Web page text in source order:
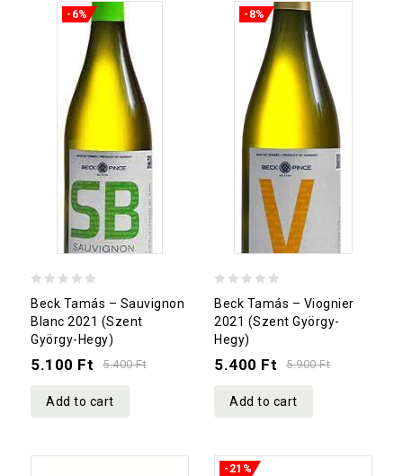
-6%
out
of
5
Beck Tamás – Sauvignon
Blanc 2021 (Szent
György-Hegy)
5.400Ft
5.100 Ft
Add to cart
-8%
out
of
5
Beck Tamás – Viognier
2021 (Szent György-
Hegy)
5.900Ft
5.400 Ft
Add to cart
-21%